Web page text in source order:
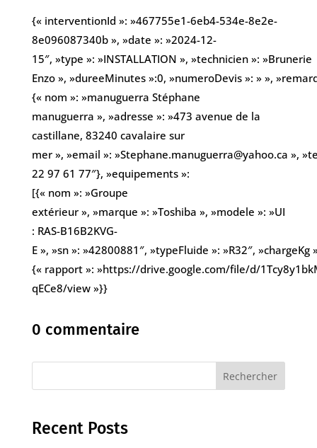
{« interventionId »: »467755e1-6eb4-534e-8e2e-
8e096087340b », »date »: »2024-12-
15″, »type »: »INSTALLATION », »technicien »: »Brunerie
Enzo », »dureeMinutes »:0, »numeroDevis »: » »,
{« nom »: »manuguerra Stéphane
manuguerra », »adresse »: »473 avenue de la
castillane, 83240 cavalaire sur
mer », »email »: »Stephane.manuguerra@yahoo.ca »,
22 97 61 77″}, »equipements »:
[{« nom »: »Groupe
extérieur », »marque »: »Toshiba », »modele »: »UI
: RAS-B16B2KVG-
E », »sn »: »42800881″, »typeFluide »: »R32″, »chargeKg
{« rapport »: »https://drive.google.com/file/d/
qECe8/view »}}
0 commentaire
Rechercher
Recent Posts